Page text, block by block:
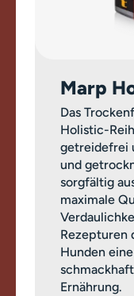
Marp
Das
Holistic-
getreidefrei
und
sorgfältig
maximale
Rezepturen
Hunden
Ernährung.